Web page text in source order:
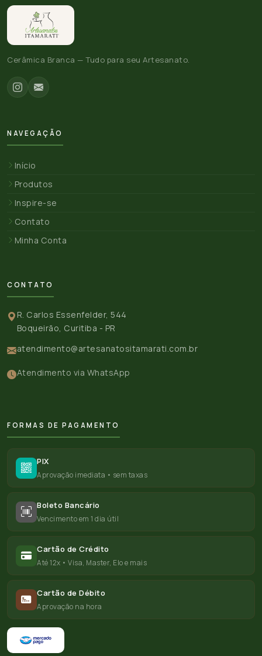
Cerâmica Branca — Tudo para seu Artesanato.
NAVEGAÇÃO
Início
Produtos
Inspire-se
Contato
Minha Conta
CONTATO
R. Carlos Essenfelder, 544
Boqueirão, Curitiba - PR
atendimento@artesanatositamarati.com.br
Atendimento via WhatsApp
FORMAS DE PAGAMENTO
PIX
Aprovação imediata • sem taxas
Boleto Bancário
Vencimento em 1 dia útil
Cartão de Crédito
Até 12x • Visa, Master, Elo e mais
Cartão de Débito
Aprovação na hora